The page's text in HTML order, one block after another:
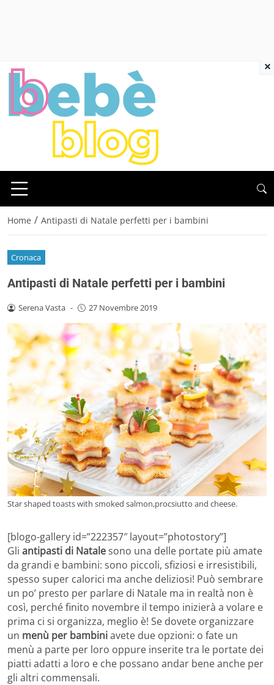
Home / Antipasti di Natale perfetti per i bambini
Cronaca
Antipasti di Natale perfetti per i bambini
Serena Vasta - 27 Novembre 2019
Star shaped toasts with smoked salmon,procsiutto and cheese.
[blogo-gallery id=”222357″ layout=”photostory”]
Gli antipasti di Natalesono una delle portate più amate
da grandi e bambini: sono piccoli, sfiziosi e irresistibili,
spesso super calorici ma anche deliziosi! Può sembrare
un po’ presto per parlare di Natale ma in realtà non è
così, perché finito novembre il tempo inizierà a volare e
prima ci si organizza, meglio è! Se dovete organizzare
un menù per bambiniavete due opzioni: o fate un
menù a parte per loro oppure inserite tra le portate dei
piatti adatti a loro e che possano andar bene anche per
gli altri commensali.
×